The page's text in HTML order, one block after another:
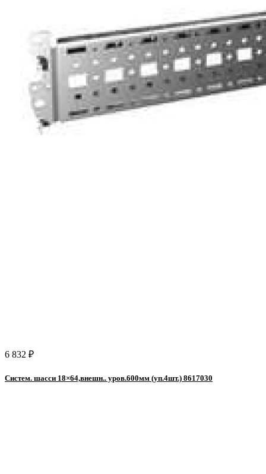
6 832 ₽
Систем. шасси 18×64,внешн.. уров.600мм (уп.4шт.) 8617030